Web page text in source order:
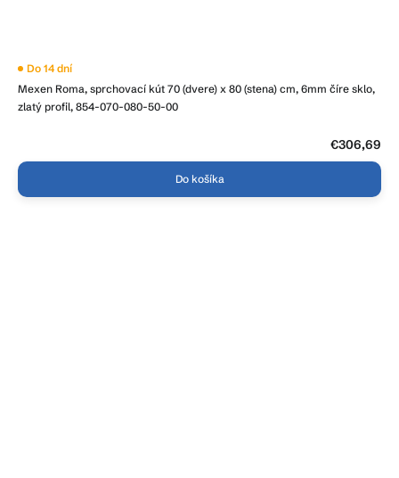
Mexen Roma, sprchovací kút 70 (dvere) x 80 (stena) cm, 6mm číre sklo,
zlatý profil, 854-070-080-50-00
Do 14 dní
€306,69
Do košíka